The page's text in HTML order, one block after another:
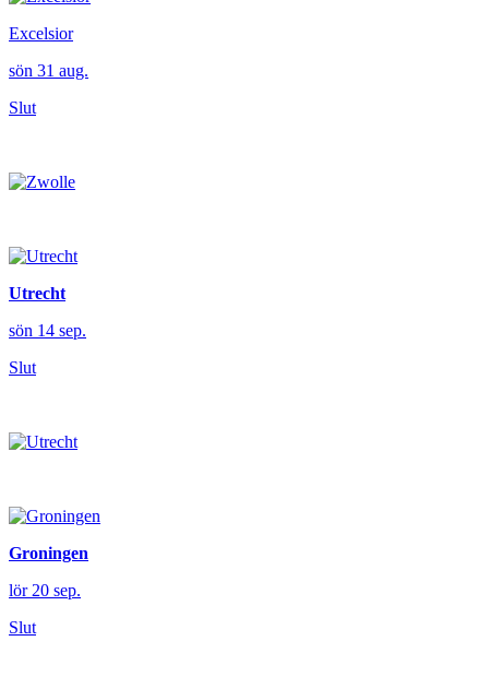
Excelsior
sön 31 aug.
Slut
Utrecht
sön 14 sep.
Slut
Groningen
lör 20 sep.
Slut